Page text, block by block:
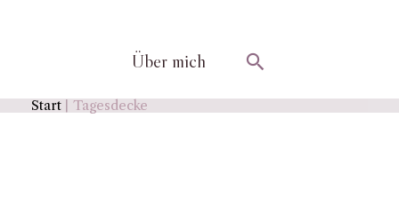
Über mich Suchen
Start Tagesdecke